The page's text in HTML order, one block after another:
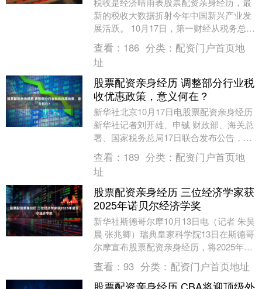
新的税收大数据折射今年中国新兴产业发
展活跃。 10月17日，第一财经从税务总局
了解到，随着我国加快实施人工智能+行
动，增值税....
查看： 186 分类： 配资门户首页地
址
股票配资亲身经历 调整部分行业税
收优惠政策，意义何在？
新华社北京10月17日电股票配资亲身经历
新华社记者刘开雄、申铖 财政部、海关总
署、国家税务总局17日联合发布公告，调
整风力发电等增值税政策。 “此次调整一
大特....
查看： 189 分类： 配资门户首页地
址
股票配资亲身经历 三位经济学家获
2025年诺贝尔经济学奖
新华社斯德哥尔摩10月13日电（记者 朱昊
晨 张兆卿）瑞典皇家科学院13日在斯德哥
尔摩宣布股票配资亲身经历，将2025年诺
贝尔经济学奖授予经济学家乔尔·莫基
尔、....
查看： 93 分类： 配资门户首页地址